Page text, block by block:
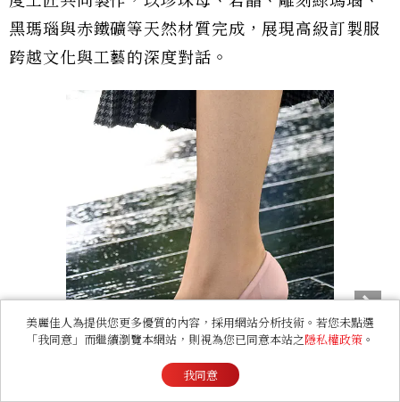
Dior 2026–2027 秋冬高級訂製服
Dior 2026–2027 秋冬高級訂製服
將雕塑思維延續至包款、鞋履與珠寶
這場關於形式的探索，同樣延伸至包款、鞋履與珠
寶。包款運用珍珠母鑲嵌、流蘇工藝與金屬光澤皮
革呼應服裝材質，Jonathan Anderson 更攜手
Lynda Benglis 推出 Dior Cigale、Dior
Bow、全新 Lady Dior 與 Petit Dîner 等包
美麗佳人為提供您更多優質的內容，採用網站分析技術。若您未點選
「我同意」而繼續瀏覽本網站，則視為您已同意本站之隱私權政策 。
我同意